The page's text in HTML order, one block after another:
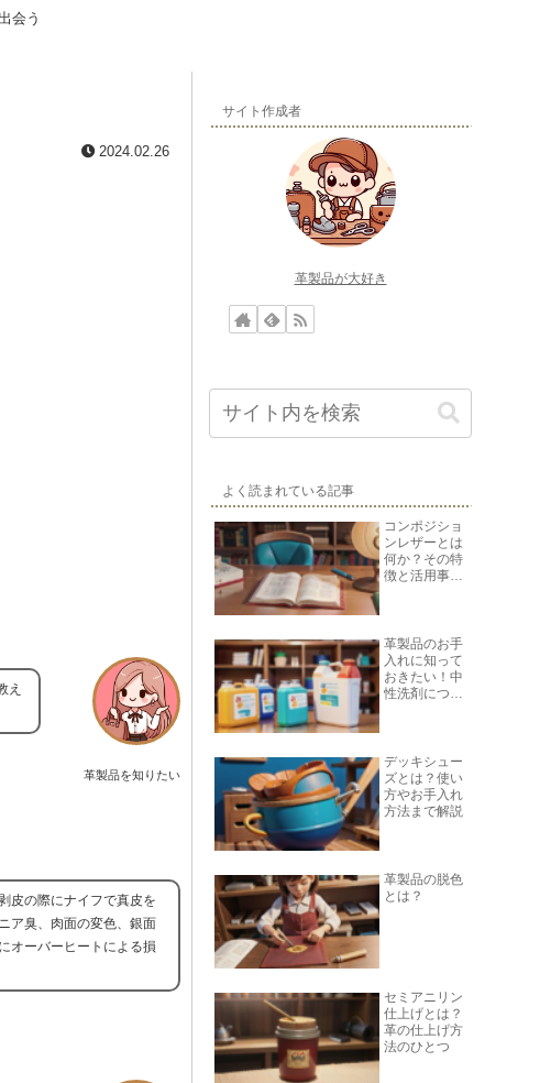
会う
2024.02.26
革製品を知りたい
え
皮の際にナイフで真皮を
ア臭、肉面の変色、銀面
オーバーヒートによる損
サイト作成者
革製品が大好き
よく読まれている記事
コンポジショ
ンレザーとは
何か？その特
徴と活用事例
革製品のお手
入れに知って
おきたい！中
性洗剤につい
デッキシュー
ズとは？使い
方やお手入れ
方法まで解説
革製品の脱色
とは？
セミアニリン
仕上げとは？
革の仕上げ方
法のひとつ